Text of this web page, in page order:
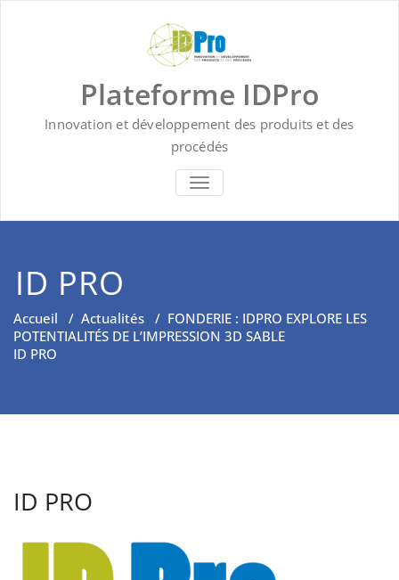
Plateforme IDPro
Innovation et développement des produits et des
procédés
BASCULER LA NAVIGATION
ID PRO
Accueil / Actualités / FONDERIE : IDPRO EXPLORE LES
POTENTIALITÉS DE L’IMPRESSION 3D SABLE
ID PRO
ID PRO